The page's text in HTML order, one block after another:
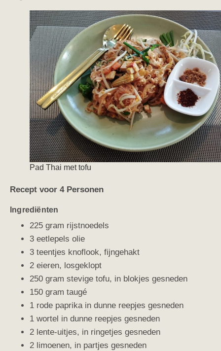
Pad Thai met tofu
Recept voor 4 Personen
Ingrediënten
225 gram rijstnoedels
3 eetlepels olie
3 teentjes knoflook, fijngehakt
2 eieren, losgeklopt
250 gram stevige tofu, in blokjes gesneden
150 gram taugé
1 rode paprika in dunne reepjes gesneden
1 wortel in dunne reepjes gesneden
2 lente-uitjes, in ringetjes gesneden
2 limoenen, in partjes gesneden